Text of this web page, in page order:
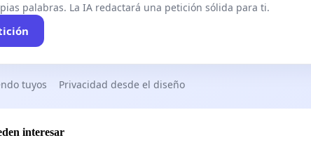
palabras. La IA redactará una petición sólida para ti.
tuyos Privacidad desde el diseño
interesar